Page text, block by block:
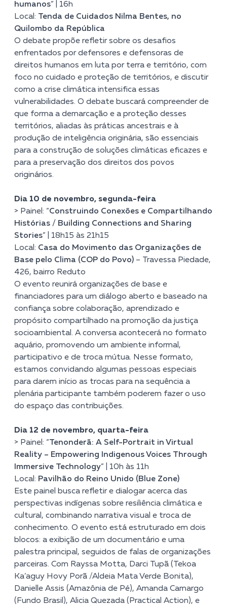
humanos” | 16h
Local: Tenda de Cuidados Nilma Bentes, no
Quilombo da República
O debate propõe refletir sobre os desafios
enfrentados por defensores e defensoras de
direitos humanos em luta por terra e território, com
foco no cuidado e proteção de territórios, e discutir
como a crise climática intensifica essas
vulnerabilidades. O debate buscará compreender de
que forma a demarcação e a proteção desses
territórios, aliadas às práticas ancestrais e à
produção de inteligência originária, são essenciais
para a construção de soluções climáticas eficazes e
para a preservação dos direitos dos povos
originários.
Dia 10 de novembro, segunda-feira
> Painel: “Construindo Conexões e Compartilhando
Histórias / Building Connections and Sharing
Stories” | 18h15 às 21h15
Local: Casa do Movimento das Organizações de
Base pelo Clima (COP do Povo) – Travessa Piedade,
426, bairro Reduto
O evento reunirá organizações de base e
financiadores para um diálogo aberto e baseado na
confiança sobre colaboração, aprendizado e
propósito compartilhado na promoção da justiça
socioambiental. A conversa acontecerá no formato
aquário, promovendo um ambiente informal,
participativo e de troca mútua. Nesse formato,
estamos convidando algumas pessoas especiais
para darem início as trocas para na sequência a
plenária participante também poderem fazer o uso
do espaço das contribuições.
Dia 12 de novembro, quarta-feira
> Painel: “Tenonderã: A Self-Portrait in Virtual
Reality – Empowering Indigenous Voices Through
Immersive Technology” | 10h às 11h
Local: Pavilhão do Reino Unido (Blue Zone)
Este painel busca refletir e dialogar acerca das
perspectivas indígenas sobre resiliência climática e
cultural, combinando narrativa visual e troca de
conhecimento. O evento está estruturado em dois
blocos: a exibição de um documentário e uma
palestra principal, seguidos de falas de organizações
parceiras. Com Rayssa Motta, Darci Tupã (Tekoa
Ka’aguy Hovy Porã /Aldeia Mata Verde Bonita),
Danielle Assis (Amazônia de Pé), Amanda Camargo
(Fundo Brasil), Alicia Quezada (Practical Action), e